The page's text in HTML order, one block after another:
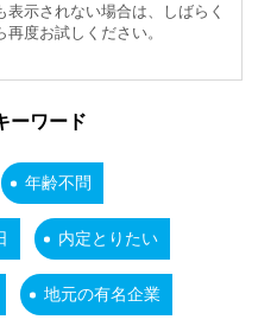
表示されない場合は、しばらく
再度お試しください。
ーワード
年齢不問
内定とりたい
地元の有名企業